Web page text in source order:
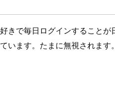
きで毎日ログインすることが
います。たまに無視されます